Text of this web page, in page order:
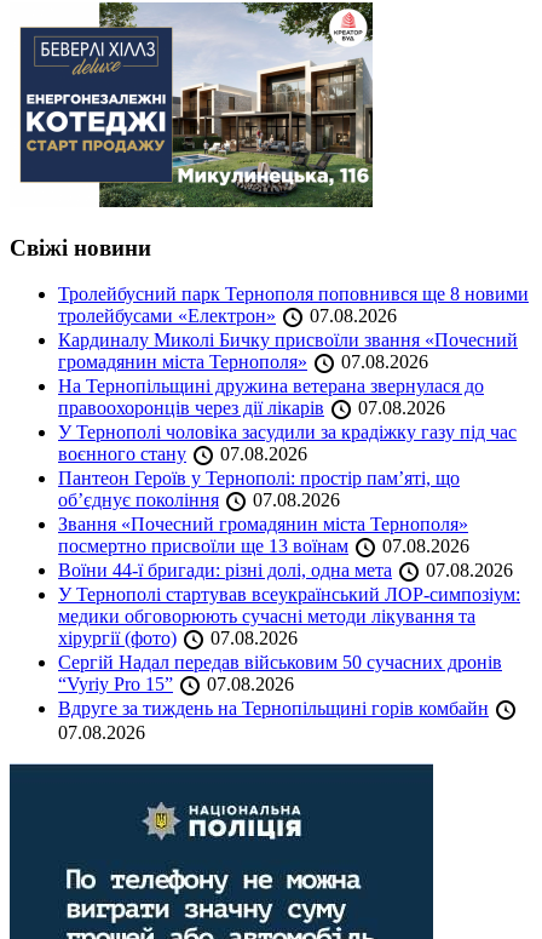
Свіжі новини
Тролейбусний парк Тернополя поповнився ще 8 новими
тролейбусами «Електрон»
07.08.2026
Кардиналу Миколі Бичку присвоїли звання «Почесний
громадянин міста Тернополя»
07.08.2026
На Тернопільщині дружина ветерана звернулася до
правоохоронців через дії лікарів
07.08.2026
У Тернополі чоловіка засудили за крадіжку газу під час
воєнного стану
07.08.2026
Пантеон Героїв у Тернополі: простір пам’яті, що
об’єднує покоління
07.08.2026
Звання «Почесний громадянин міста Тернополя»
посмертно присвоїли ще 13 воїнам
07.08.2026
Воїни 44-ї бригади: різні долі, одна мета
07.08.2026
У Тернополі стартував всеукраїнський ЛОР-симпозіум:
медики обговорюють сучасні методи лікування та
хірургії (фото)
07.08.2026
Сергій Надал передав військовим 50 сучасних дронів
“Vyriy Pro 15”
07.08.2026
Вдруге за тиждень на Тернопільщині горів комбайн
07.08.2026